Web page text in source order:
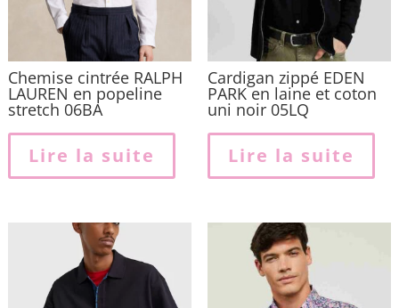
Chemise cintrée RALPH
LAUREN en popeline
stretch 06BA
Lire la suite
Cardigan zippé EDEN
PARK en laine et coton
uni noir 05LQ
Lire la suite